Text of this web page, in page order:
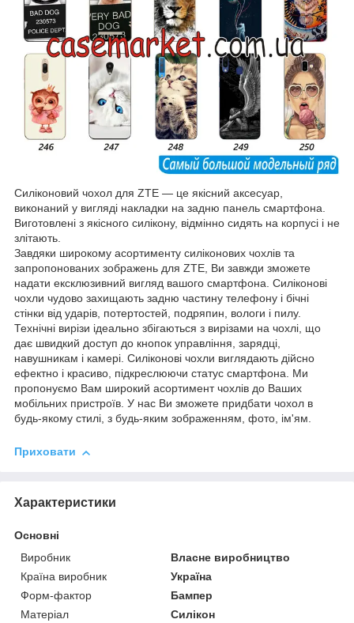
Силіконовий чохол для ZTE ― це якісний аксесуар,
виконаний у вигляді накладки на задню панель смартфона.
Виготовлені з якісного силікону, відмінно сидять на корпусі і не
злітають.
Завдяки широкому асортименту силіконових чохлів та
запропонованих зображень для ZTE, Ви завжди зможете
надати ексклюзивний вигляд вашого смартфона. Силіконові
чохли чудово захищають задню частину телефону і бічні
стінки від ударів, потертостей, подряпин, вологи і пилу.
Технічні вирізи ідеально збігаються з вирізами на чохлі, що
дає швидкий доступ до кнопок управління, зарядці,
навушникам і камері. Силіконові чохли виглядають дійсно
ефектно і красиво, підкреслюючи статус смартфона. Ми
пропонуємо Вам широкий асортимент чохлів до Ваших
мобільних пристроїв. У нас Ви зможете придбати чохол в
будь-якому стилі, з будь-яким зображенням, фото, ім'ям.
Приховати
Характеристики
Основні
Виробник
Власне виробництво
Країна виробник
Україна
Форм-фактор
Бампер
Матеріал
Силікон